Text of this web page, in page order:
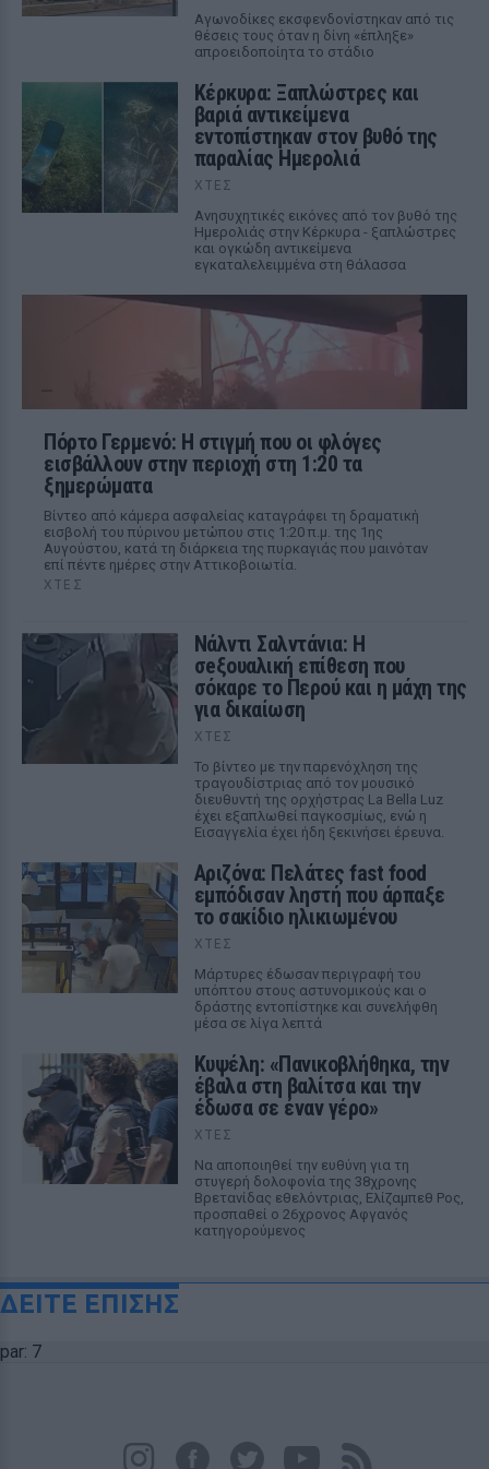
Αγωνοδίκες εκσφενδονίστηκαν από τις
θέσεις τους όταν η δίνη «έπληξε»
απροειδοποίητα το στάδιο
Κέρκυρα: Ξαπλώστρες και
βαριά αντικείμενα
εντοπίστηκαν στον βυθό της
παραλίας Ημερολιά
ΧΤΕΣ
Ανησυχητικές εικόνες από τον βυθό της
Ημερολιάς στην Κέρκυρα - ξαπλώστρες
και ογκώδη αντικείμενα
εγκαταλελειμμένα στη θάλασσα
Πόρτο Γερμενό: Η στιγμή που οι φλόγες
εισβάλλουν στην περιοχή στη 1:20 τα
ξημερώματα
Βίντεο από κάμερα ασφαλείας καταγράφει τη δραματική
εισβολή του πύρινου μετώπου στις 1:20 π.μ. της 1ης
Αυγούστου, κατά τη διάρκεια της πυρκαγιάς που μαινόταν
επί πέντε ημέρες στην Αττικοβοιωτία.
ΧΤΕΣ
Νάλντι Σαλντάνια: Η
σeξουαλική επίθεση που
σόκαρε το Περού και η μάχη της
για δικαίωση
ΧΤΕΣ
Το βίντεο με την παρενόχληση της
τραγουδίστριας από τον μουσικό
διευθυντή της ορχήστρας La Bella Luz
έχει εξαπλωθεί παγκοσμίως, ενώ η
Εισαγγελία έχει ήδη ξεκινήσει έρευνα.
Αριζόνα: Πελάτες fast food
εμπόδισαν ληστή που άρπαξε
το σακίδιο ηλικιωμένου
ΧΤΕΣ
Μάρτυρες έδωσαν περιγραφή του
υπόπτου στους αστυνομικούς και ο
δράστης εντοπίστηκε και συνελήφθη
μέσα σε λίγα λεπτά
Κυψέλη: «Πανικοβλήθηκα, την
έβαλα στη βαλίτσα και την
έδωσα σε έναν γέρο»
ΧΤΕΣ
Να αποποιηθεί την ευθύνη για τη
στυγερή δολοφονία της 38χρονης
Βρετανίδας εθελόντριας, Ελίζαμπεθ Ρος,
προσπαθεί ο 26χρονος Αφγανός
κατηγορούμενος
ΔΕΙΤΕ ΕΠΙΣΗΣ
par: 7